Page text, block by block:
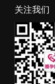
关注我们